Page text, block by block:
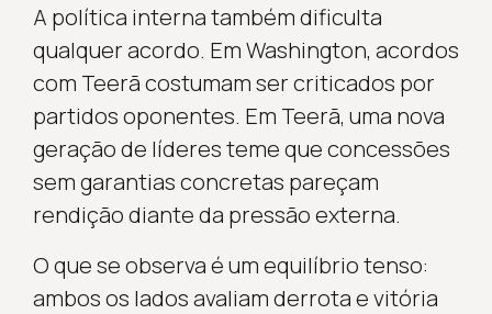
A política interna também dificulta
qualquer acordo. Em Washington, acordos
com Teerã costumam ser criticados por
partidos oponentes. Em Teerã, uma nova
geração de líderes teme que concessões
sem garantias concretas pareçam
rendição diante da pressão externa.
O que se observa é um equilíbrio tenso:
ambos os lados avaliam derrota e vitória